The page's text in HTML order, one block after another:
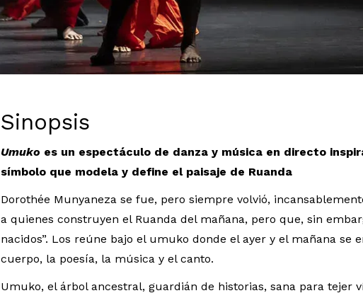
Sinopsis
Umuko es un espectáculo de danza y música en directo
símbolo que modela y define el paisaje de Ruanda
Dorothée Munyaneza se fue, pero siempre volvió,
a quienes construyen el Ruanda del mañana, pero que, sin
nacidos”. Los reúne bajo el umuko donde el ayer y el mañana
cuerpo, la poesía, la música y el canto.
Umuko, el árbol ancestral, guardián de historias, sana para tejer